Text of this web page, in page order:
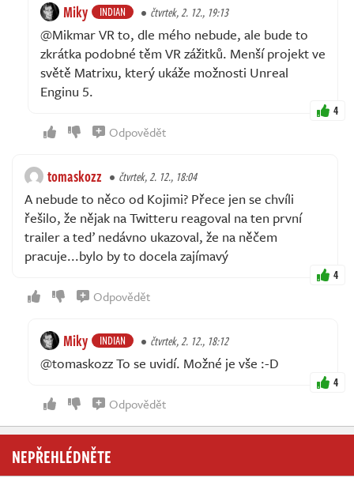
Miky INDIAN čtvrtek, 2. 12., 19:13
@Mikmar VR to, dle mého nebude, ale bude to
zkrátka podobné těm VR zážitků. Menší projekt ve
světě Matrixu, který ukáže možnosti Unreal
Enginu 5.
4
Odpovědět
tomaskozz čtvrtek, 2. 12., 18:04
A nebude to něco od Kojimi? Přece jen se chvíli
řešilo, že nějak na Twitteru reagoval na ten první
trailer a teď nedávno ukazoval, že na něčem
pracuje...bylo by to docela zajímavý
4
Odpovědět
Miky INDIAN čtvrtek, 2. 12., 18:12
@tomaskozz To se uvidí. Možné je vše :-D
4
Odpovědět
NEPŘEHLÉDNĚTE